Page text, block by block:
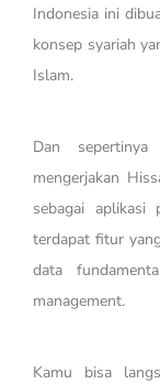
Indonesia ini
konsep syariah
Islam.
Dan
mengerjakan
sebagai aplikasi
terdapat fitur
data
management.
Kamu bisa